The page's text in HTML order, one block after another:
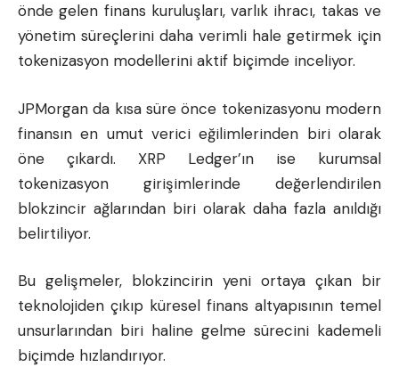
önde gelen finans kuruluşları, varlık ihracı, takas ve
yönetim süreçlerini daha verimli hale getirmek için
tokenizasyon modellerini aktif biçimde inceliyor.
JPMorgan da kısa süre önce tokenizasyonu modern
finansın en umut verici eğilimlerinden biri olarak
öne çıkardı. XRP Ledger’ın ise kurumsal
tokenizasyon girişimlerinde değerlendirilen
blokzincir ağlarından biri olarak daha fazla anıldığı
belirtiliyor.
Bu gelişmeler, blokzincirin yeni ortaya çıkan bir
teknolojiden çıkıp küresel finans altyapısının temel
unsurlarından biri haline gelme sürecini kademeli
biçimde hızlandırıyor.